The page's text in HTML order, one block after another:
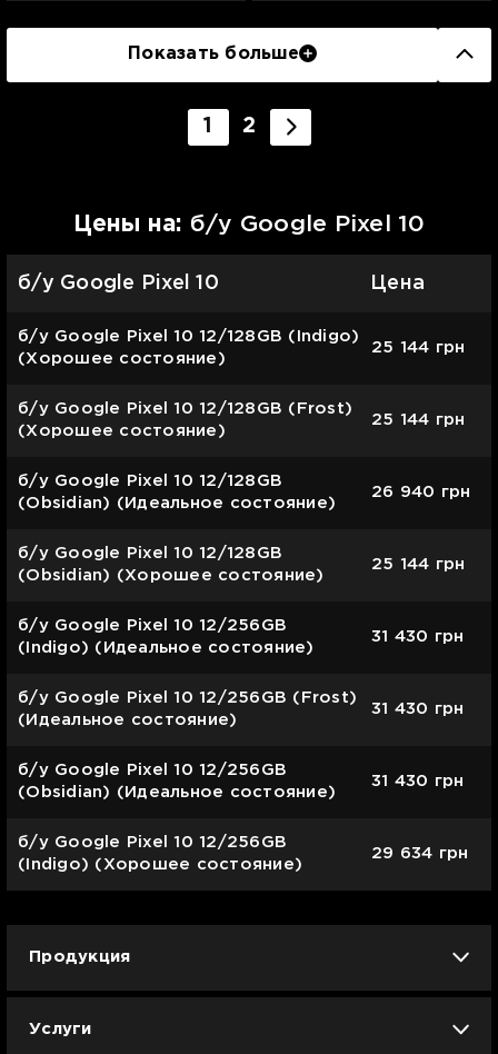
Показать больше
1 2
Цены на: б/у Google Pixel 10
б/у Google Pixel 10 Цена
б/у Google Pixel 10 12/128GB (Indigo)
(Хорошее состояние)
25 144 грн
б/у Google Pixel 10 12/128GB (Frost)
(Хорошее состояние)
25 144 грн
б/у Google Pixel 10 12/128GB
(Obsidian) (Идеальное состояние)
26 940 грн
б/у Google Pixel 10 12/128GB
(Obsidian) (Хорошее состояние)
25 144 грн
б/у Google Pixel 10 12/256GB
(Indigo) (Идеальное состояние)
31 430 грн
б/у Google Pixel 10 12/256GB (Frost)
(Идеальное состояние)
31 430 грн
б/у Google Pixel 10 12/256GB
(Obsidian) (Идеальное состояние)
31 430 грн
б/у Google Pixel 10 12/256GB
(Indigo) (Хорошее состояние)
29 634 грн
Продукция
Услуги